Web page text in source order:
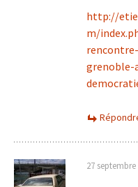
http://
m/
grenoble-
27